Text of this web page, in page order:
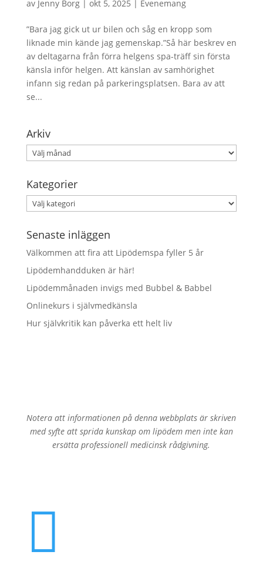
av Jenny Borg| okt 5, 2025 | Evenemang
”Bara jag gick ut ur bilen och såg en kropp som
liknade min kände jag gemenskap.”Så här beskrev en
av deltagarna från förra helgens spa-träff sin första
känsla inför helgen. Att känslan av samhörighet
infann sig redan på parkeringsplatsen. Bara av att
se...
Arkiv
Arkiv
Kategorier
Kategorier
Senaste inläggen
Välkommen att fira att Lipödemspa fyller 5 år
Lipödemhandduken är här!
Lipödemmånaden invigs med Bubbel & Babbel
Onlinekurs i självmedkänsla
Hur självkritik kan påverka ett helt liv
Notera att informationen på denna webbplats är skriven
med syfte att sprida kunskap om lipödem men inte kan
ersätta professionell medicinsk rådgivning.
